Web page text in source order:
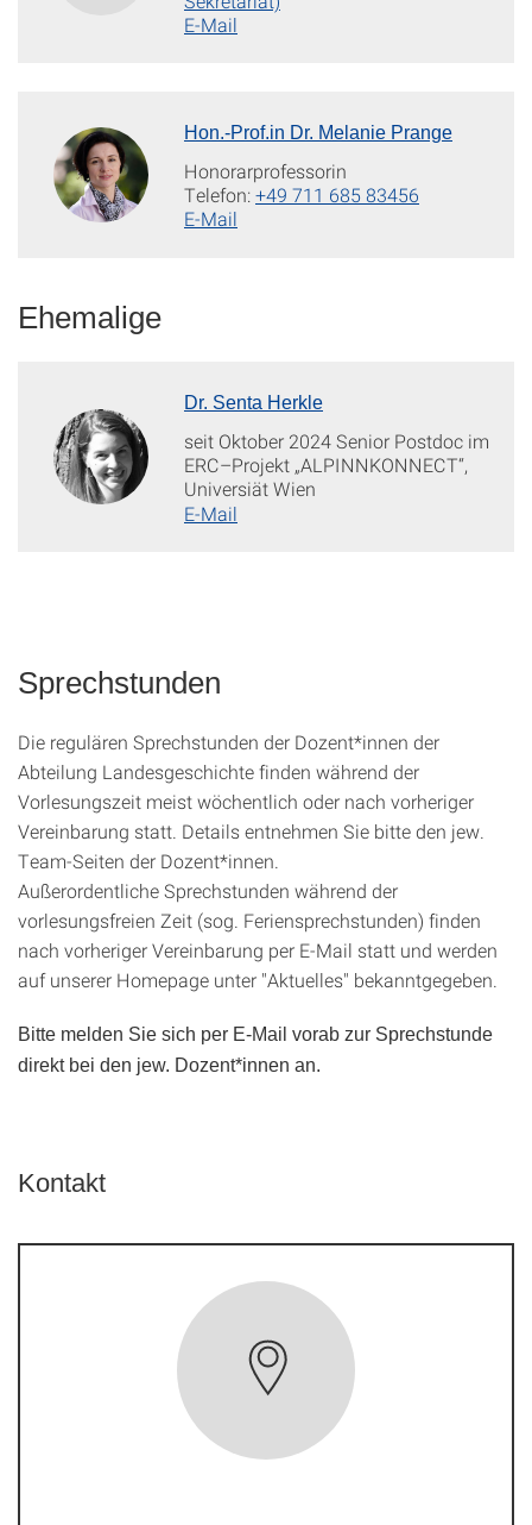
E-Mail
Hon.-Prof.in Dr. Melanie Prange
Honorarprofessorin
Telefon:+49 711 685 83456
E-Mail
Ehemalige
Dr. Senta Herkle
seit Oktober 2024 Senior Postdoc im
ERC–Projekt „ALPINNKONNECT“,
Universiät Wien
E-Mail
Sprechstunden
Die regulären Sprechstunden der Dozent*innen der
Abteilung Landesgeschichte finden während der
Vorlesungszeit meist wöchentlich oder nach vorheriger
Vereinbarung statt. Details entnehmen Sie bitte den jew.
Team-Seiten der Dozent*innen.
Außerordentliche Sprechstunden während der
vorlesungsfreien Zeit (sog. Feriensprechstunden) finden
nach vorheriger Vereinbarung per E-Mail statt und werden
auf unserer Homepage unter "Aktuelles" bekanntgegeben.
Bitte melden Sie sich per E-Mail vorab zur Sprechstunde
direkt bei den jew. Dozent*innen an.
Kontakt